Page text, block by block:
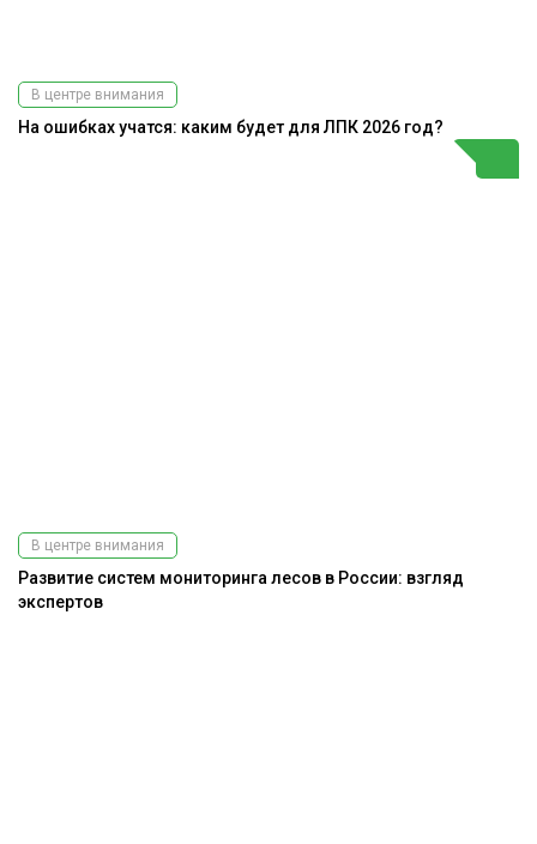
В центре внимания
На ошибках учатся: каким будет для ЛПК 2026 год?
В центре внимания
Развитие систем мониторинга лесов в России: взгляд
экспертов